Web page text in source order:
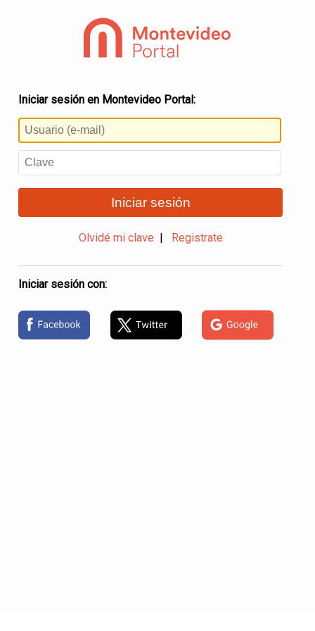
Iniciar sesión en Montevideo Portal:
Iniciar sesión
Olvidé mi clave Registrate
Iniciar sesión con: